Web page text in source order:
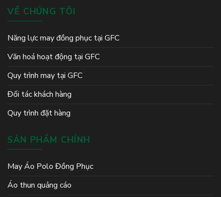
VỀ CHÚNG TÔI
Năng lực may đồng phục tại GFC
Văn hoá hoạt động tại GFC
Quy trình may tại GFC
Đối tác khách hàng
Quy trình đặt hàng
SẢN PHẨM CHÍNH
May Áo Polo Đồng Phục
Áo thun quảng cáo